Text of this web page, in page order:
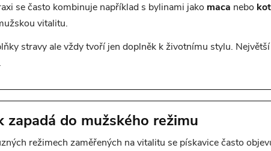
se často kombinuje například s bylinami jako maca nebo
vitalitu.
stravy ale vždy tvoří jen doplněk k životnímu stylu.
zapadá do mužského režimu
režimech zaměřených na vitalitu se pískavice často